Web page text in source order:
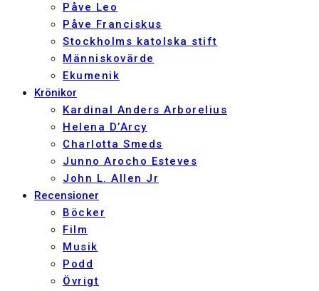
Påve Leo
Påve Franciskus
Stockholms katolska stift
Människovärde
Ekumenik
Krönikor
Kardinal Anders Arborelius
Helena D’Arcy
Charlotta Smeds
Junno Arocho Esteves
John L. Allen Jr
Recensioner
Böcker
Film
Musik
Podd
Övrigt